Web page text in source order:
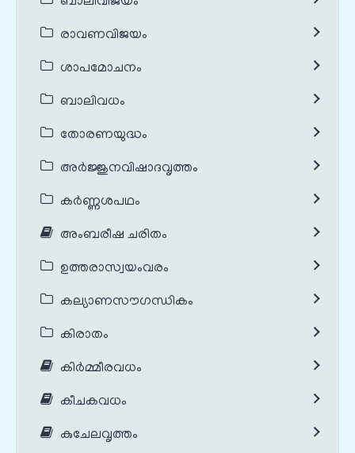
രാവണവിജയം
ശാപമോചനം
ബാലിവധം
തോരണയുദ്ധം
അർജ്ജുനവിഷാദവൃത്തം
കർണ്ണശപഥം
അംബരീഷ ചരിതം
ഉത്തരാസ്വയംവരം
കല്യാണസൗഗന്ധികം
കിരാതം
കിർമ്മീരവധം
കീചകവധം
കുചേലവൃത്തം